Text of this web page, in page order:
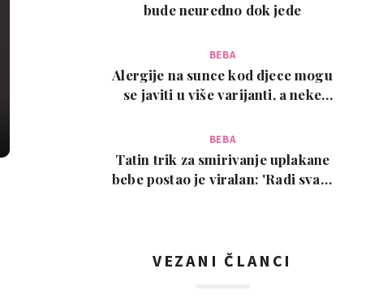
bude neuredno dok jede
BEBA
Alergije na sunce kod djece mogu
se javiti u više varijanti, a neke
BEBA
Tatin trik za smirivanje uplakane
bebe postao je viralan: 'Radi svaki
VEZANI ČLANCI